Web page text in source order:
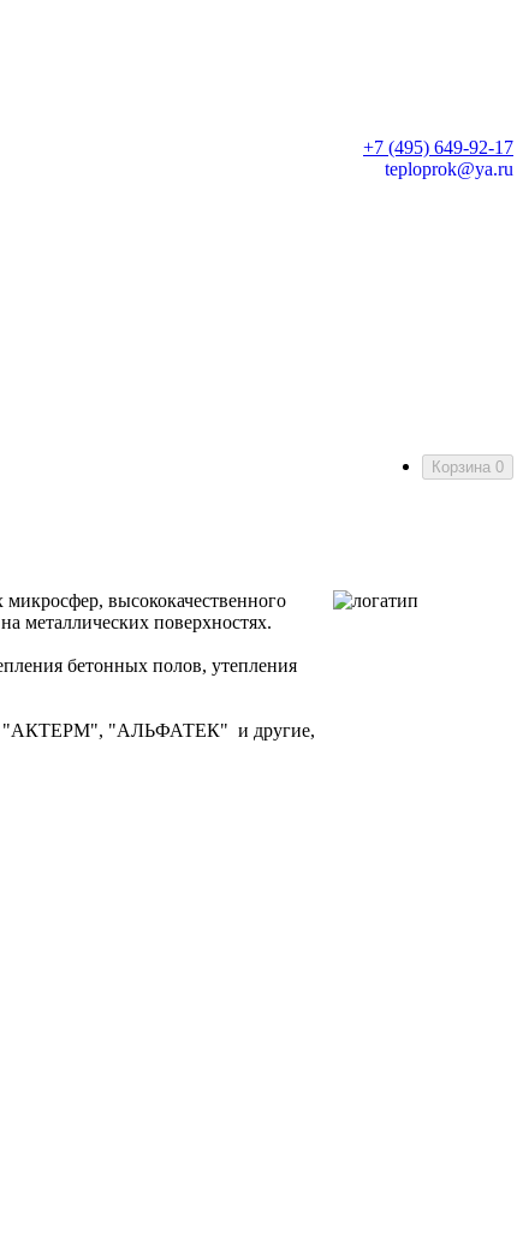
+7 (495) 649-92-17
teploprok@ya.ru
Корзина 0
высококачественного
металлических поверхностях.
бетонных полов, утепления
"АКТЕРМ", "АЛЬФАТЕК" и другие,